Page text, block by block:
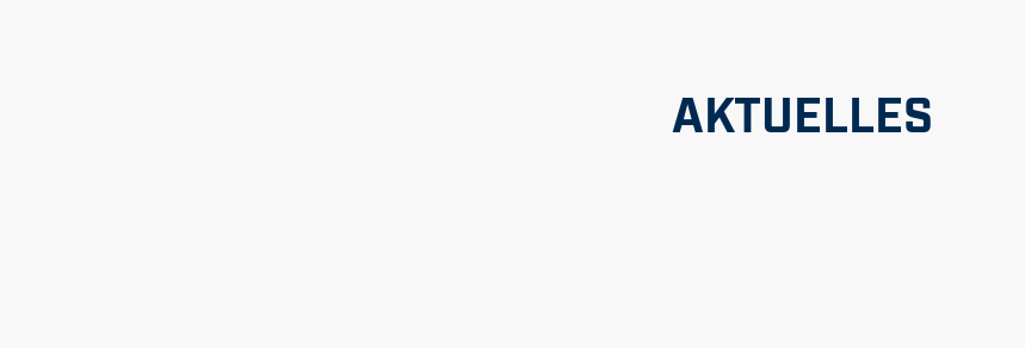
AKTUELLES